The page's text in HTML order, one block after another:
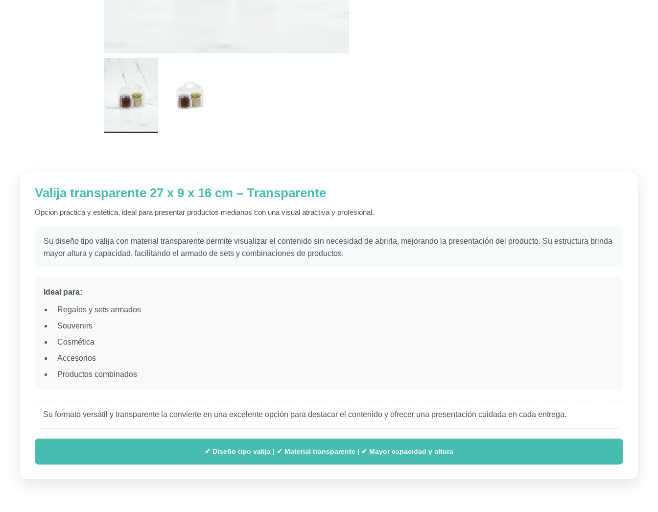
Valija transparente 27 x 9 x 16 cm – Transparente
Opción práctica y estética, ideal para presentar productos medianos con una visual atractiva y profesional.
Su diseño tipo valija con material transparente permite visualizar el contenido sin necesidad de abrirla, mejorando la presentación del producto. Su estructura brinda
mayor altura y capacidad, facilitando el armado de sets y combinaciones de productos.
Ideal para:
Regalos y sets armados
Souvenirs
Cosmética
Accesorios
Productos combinados
Su formato versátil y transparente la convierte en una excelente opción para destacar el contenido y ofrecer una presentación cuidada en cada entrega.
✔ Diseño tipo valija | ✔ Material transparente | ✔ Mayor capacidad y altura